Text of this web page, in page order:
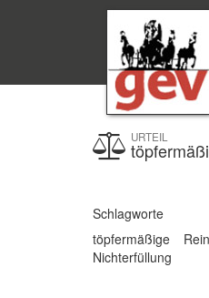
URTEIL
Schlagworte
töpfermäßige
Nichterfüllung